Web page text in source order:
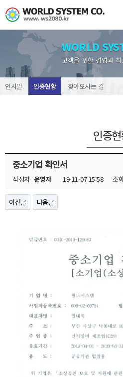
WORLD
고객을 위한 경영과
인사말 인증현황 찾아오시는 길
인증
중소기업 확인서
작성자 운영자 19-11-07 15:58 조회
이전글 다음글